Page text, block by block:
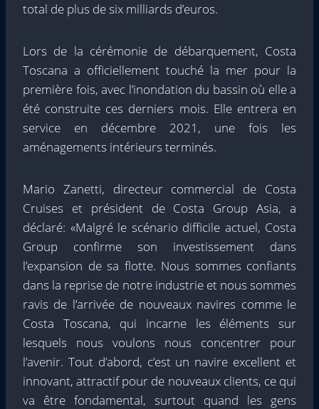
total de plus de six milliards d’euros.
Lors de la cérémonie de débarquement, Costa
Toscana a officiellement touché la mer pour la
première fois, avec l’inondation du bassin où elle a
été construite ces derniers mois. Elle entrera en
service en décembre 2021, une fois les
aménagements intérieurs terminés.
Mario Zanetti,
directeur commercial de Costa
Cruises et président de Costa Group Asia, a
déclaré: «Malgré le scénario difficile actuel, Costa
Group confirme son investissement dans
l’expansion de sa flotte. Nous sommes confiants
dans la reprise de notre industrie et nous sommes
ravis de l’arrivée de nouveaux navires comme le
Costa Toscana, qui incarne les éléments sur
lesquels nous voulons nous concentrer pour
l’avenir. Tout d’abord, c’est un navire excellent et
innovant, attractif pour de nouveaux clients, ce qui
va être fondamental, surtout quand les gens